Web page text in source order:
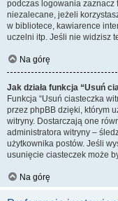
podczas logowania zaznacz
niezalecane, jeżeli
w bibliotece, kawiarence
uczelni itp. Jeśli nie widzisz
Na górę
Jak działa funkcja “Usuń
Funkcja “Usuń ciasteczka
przez phpBB dzięki, którym
witryny. Dostarczają one
administratora witryny –
użytkownika postów. Jeśli
usunięcie ciasteczek może
Na górę